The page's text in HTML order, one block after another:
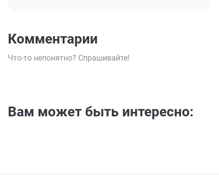
Комментарии
Что-то непонятно? Спрашивайте!
Вам может быть интересно: